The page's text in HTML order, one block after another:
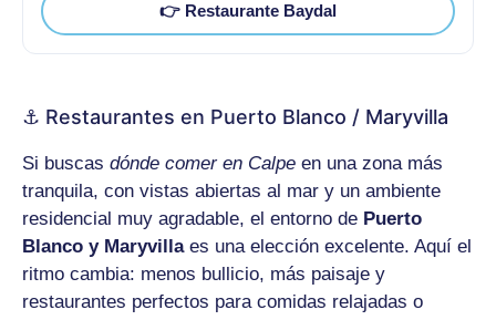
👉 Restaurante Baydal
⚓ Restaurantes en Puerto Blanco / Maryvilla
Si buscas dónde comer en Calpe en una zona más
tranquila, con vistas abiertas al mar y un ambiente
residencial muy agradable, el entorno de Puerto
Blanco y Maryvillaes una elección excelente. Aquí el
ritmo cambia: menos bullicio, más paisaje y
restaurantes perfectos para comidas relajadas o